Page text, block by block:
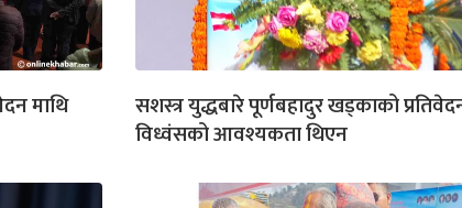
माथि
सशस्त्र युद्धबारे पूर्णबहादुर खड्काको
विध्वंसको आवश्यकता थिएन